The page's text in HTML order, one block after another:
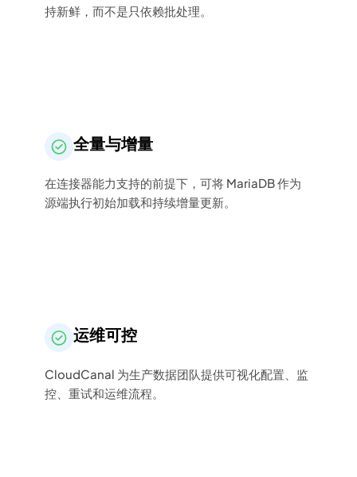
持新鲜，而不是只依赖批处理。
全量与增量
在连接器能力支持的前提下，可将 MariaDB 作为
源端执行初始加载和持续增量更新。
运维可控
CloudCanal 为生产数据团队提供可视化配置、监
控、重试和运维流程。